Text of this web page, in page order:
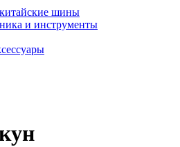
шины
и инструменты